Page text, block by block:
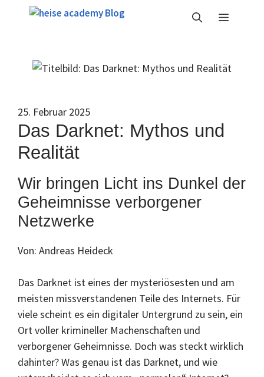
Menü
25. Februar 2025
Das Darknet: Mythos und
Realität
Wir bringen Licht ins Dunkel der
Geheimnisse verborgener
Netzwerke
Von: Andreas Heideck
Das Darknet ist eines der mysteriösesten und am
meisten missverstandenen Teile des Internets. Für
viele scheint es ein digitaler Untergrund zu sein, ein
Ort voller krimineller Machenschaften und
verborgener Geheimnisse. Doch was steckt wirklich
dahinter? Was genau ist das Darknet, und wie